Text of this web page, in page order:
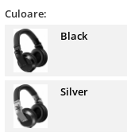
Culoare:
Black
Silver